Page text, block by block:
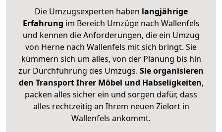
Die Umzugsexperten haben langjährige
Erfahrung im Bereich Umzüge nach Wallenfels
und kennen die Anforderungen, die ein Umzug
von Herne nach Wallenfels mit sich bringt. Sie
kümmern sich um alles, von der Planung bis hin
zur Durchführung des Umzugs. Sie organisieren
den Transport Ihrer Möbel und Habseligkeiten,
packen alles sicher ein und sorgen dafür, dass
alles rechtzeitig an Ihrem neuen Zielort in
Wallenfels ankommt.